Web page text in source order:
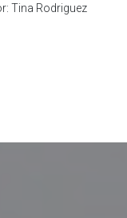
Tina Rodriguez